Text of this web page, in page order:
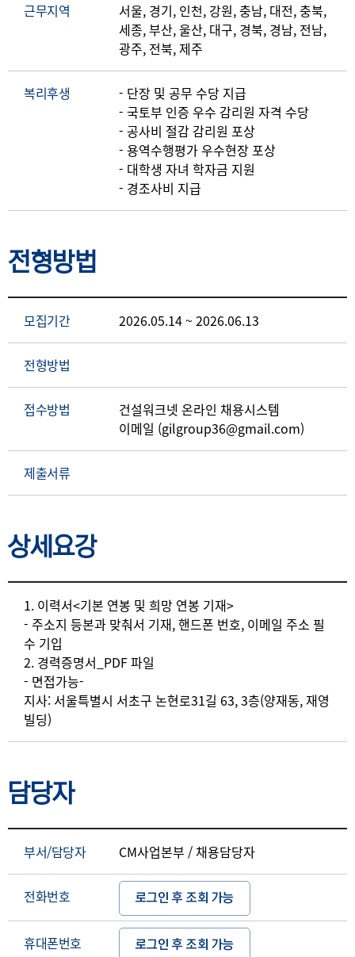
근무지역
서울, 경기, 인천, 강원, 충남, 대전, 충북,
세종, 부산, 울산, 대구, 경북, 경남, 전남,
광주, 전북, 제주
복리후생
- 단장 및 공무 수당 지급
- 국토부 인증 우수 감리원 자격 수당
- 공사비 절감 감리원 포상
- 용역수행평가 우수현장 포상
- 대학생 자녀 학자금 지원
- 경조사비 지급
전형방법
모집기간 2026.05.14 ~ 2026.06.13
전형방법
접수방법
건설워크넷 온라인 채용시스템
이메일 (gilgroup36@gmail.com)
제출서류
상세요강
상세요강
1. 이력서<기본 연봉 및 희망 연봉 기재>
- 주소지 등본과 맞춰서 기재, 핸드폰 번호, 이메일 주소 필
수 기입
2. 경력증명서_PDF 파일
- 면접가능-
지사: 서울특별시 서초구 논현로31길 63, 3층(양재동, 재영
빌딩)
담당자
부서/담당자 CM사업본부 / 채용담당자
전화번호 로그인 후 조회 가능
휴대폰번호 로그인 후 조회 가능